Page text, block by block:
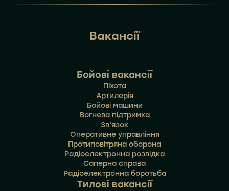
Вакансії
Бойові вакансії
Піхота
Артилерія
Бойові машини
Вогнева підтримка
Зв'язок
Оперативне управління
Протиповітряна оборона
Радіоелектронна розвідка
Саперна справа
Радіоелектронна боротьба
Тилові вакансії